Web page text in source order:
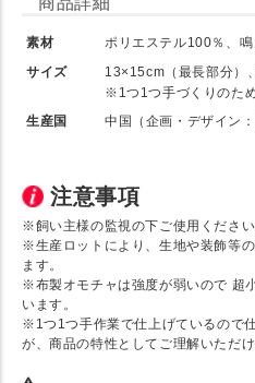
素材
ポリエステル100％、
サイズ
13×15cm（最長部分）
※1つ1つ手づくりのた
生産国
中国（企画・デザイン：
注意事項
※飼い主様の監視の下ご使用ください
※生産ロットにより、生地や装飾等
ます。
※布製オモチャは強度が弱いので 超
います。
※1つ1つ手作業で仕上げているので
が、商品の特性としてご理解いただ